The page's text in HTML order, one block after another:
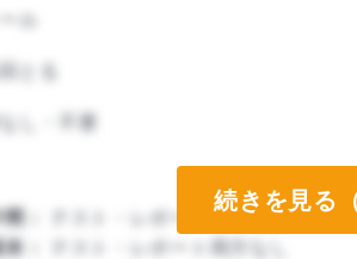
とる
し・不要
：
テスト・レポート両方なし
：
続きを見る